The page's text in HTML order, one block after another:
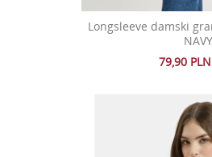
Longsleeve damski
NAVY
79,90 PLN